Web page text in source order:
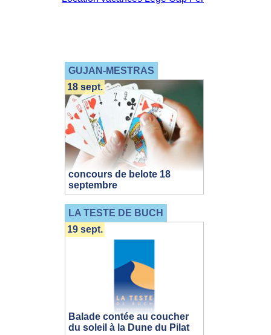
GUJAN-MESTRAS
concours de belote 18
septembre
18 sept.
LA TESTE DE BUCH
Balade contée au coucher
du soleil à la Dune du Pilat
19 sept.